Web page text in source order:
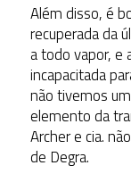
Além disso, é
recuperada da
a todo vapor, e
incapacitada
não tivemos
elemento da
Archer e cia.
de Degra.